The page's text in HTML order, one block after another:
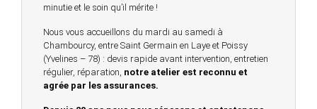
minutie et le soin qu’il mérite !
Nous vous accueillons du mardi au samedi à
Chambourcy, entre Saint Germain en Laye et Poissy
(Yvelines – 78) : devis rapide avant intervention, entretien
régulier, réparation, notre atelier est reconnu et
agrée par les assurances.